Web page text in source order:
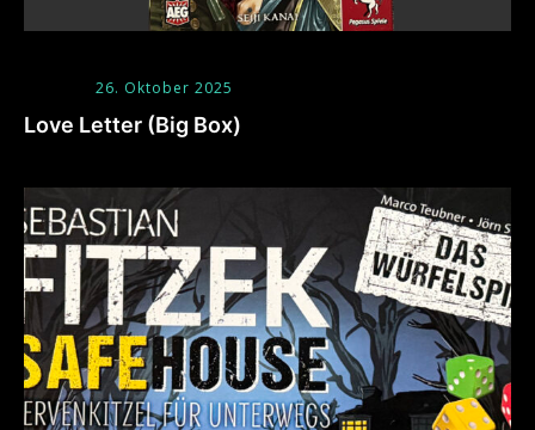
26. Oktober 2025
Love Letter (Big Box)